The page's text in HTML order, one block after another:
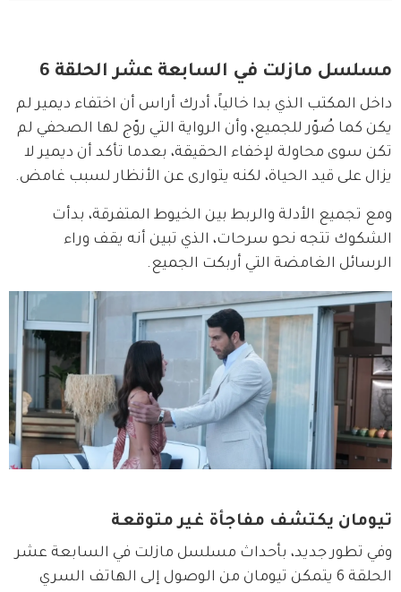
مسلسل مازلت في السابعة عشر الحلقة 6
داخل المكتب الذي بدا خالياً، أدرك أراس أن اختفاء ديمير لم
يكن كما صُوّر للجميع، وأن الرواية التي روّج لها الصحفي لم
تكن سوى محاولة لإخفاء الحقيقة، بعدما تأكد أن ديمير لا
يزال على قيد الحياة، لكنه يتوارى عن الأنظار لسبب غامض.
ومع تجميع الأدلة والربط بين الخيوط المتفرقة، بدأت
الشكوك تتجه نحو سرحات، الذي تبين أنه يقف وراء
الرسائل الغامضة التي أربكت الجميع.
تيومان يكتشف مفاجأة غير متوقعة
وفي تطور جديد، بأحداث مسلسل مازلت في السابعة عشر
الحلقة 6 يتمكن تيومان من الوصول إلى الهاتف السري